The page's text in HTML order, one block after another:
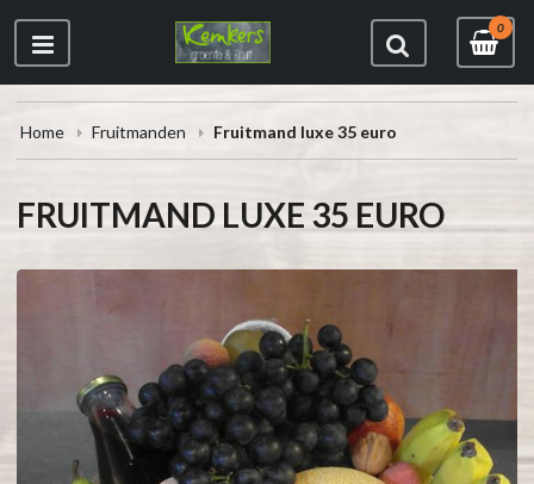
0
Home Fruitmanden Fruitmand luxe 35 euro
FRUITMAND LUXE 35 EURO